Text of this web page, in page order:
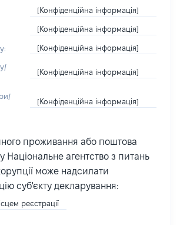
[Конфіденційна інформація]
[Конфіденційна інформація]
[Конфіденційна інформація]
[Конфіденційна інформація]
[Конфіденційна інформація]
проживання або поштова
Національне агентство з питань
може надсилати
суб'єкту декларування:
реєстрації